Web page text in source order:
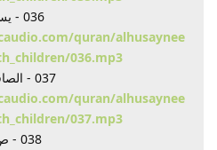
036 - يس
quran/alhusaynee
036.mp3
037 - الصافات
quran/alhusaynee
037.mp3
038 - ص